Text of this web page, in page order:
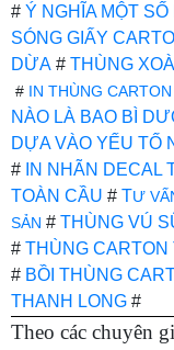
# Ý NGHĨA MỘT SỐ
SÓNG GIẤY
DỪA # THÙNG XOÀI
# IN THÙNG
NÀO LÀ BAO BÌ
DỰA VÀO YẾU TỐ
# IN NHÃN DECAL
TOÀN CẦU # TƯ
SẢN # THÙNG VÚ
# THÙNG CARTON
# BỒI THÙNG
THANH LONG #
Theo các chuyên